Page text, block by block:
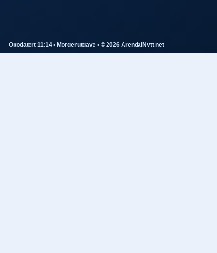
Oppdatert 11:14 • Morgenutgave • © 2026 ArendalNytt.net